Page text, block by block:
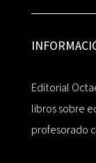
Editorial
libros sobre
profesorado